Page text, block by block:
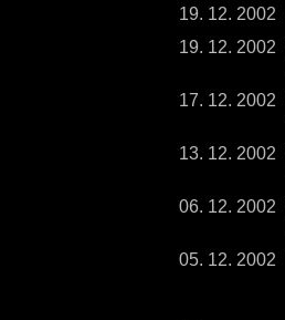
19. 12. 2002
19. 12. 2002
17. 12. 2002
13. 12. 2002
06. 12. 2002
05. 12. 2002